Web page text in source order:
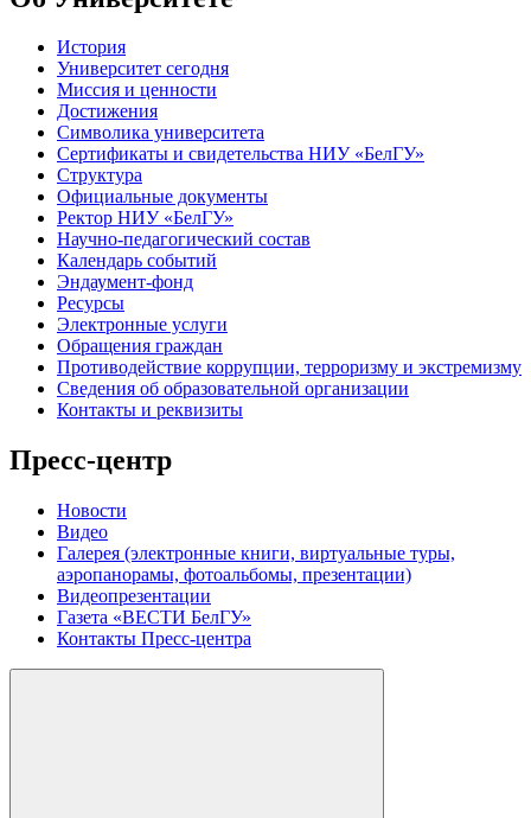
История
Университет сегодня
Миссия и ценности
Достижения
Символика университета
Сертификаты и свидетельства НИУ «БелГУ»
Структура
Официальные документы
Ректор НИУ «БелГУ»
Научно-педагогический состав
Календарь событий
Эндаумент-фонд
Ресурсы
Электронные услуги
Обращения граждан
Противодействие коррупции, терроризму и экстремизму
Сведения об образовательной организации
Контакты и реквизиты
Пресс-центр
Новости
Видео
Галерея (электронные книги, виртуальные туры,
аэропанорамы, фотоальбомы, презентации)
Видеопрезентации
Газета «ВЕСТИ БелГУ»
Контакты Пресс-центра